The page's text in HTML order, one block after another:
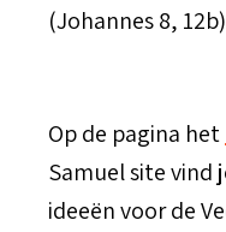
(Johannes 8, 12b)
Op de pagina het
Samuel site vind
ideeën voor de